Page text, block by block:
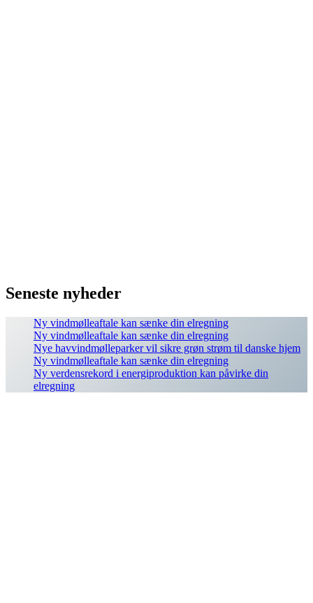
Seneste nyheder
Ny vindmølleaftale kan sænke din elregning
Ny vindmølleaftale kan sænke din elregning
Nye havvindmølleparker vil sikre grøn strøm til danske hjem
Ny vindmølleaftale kan sænke din elregning
Ny verdensrekord i energiproduktion kan påvirke din
elregning